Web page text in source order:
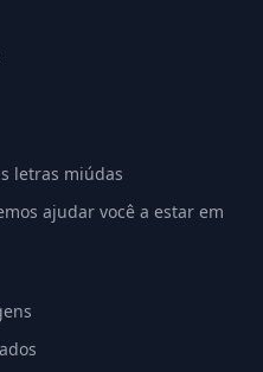
letras miúdas
ajudar você a estar em